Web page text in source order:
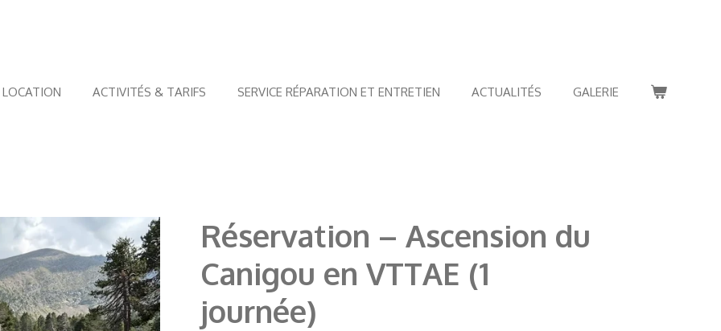
LOCATION ACTIVITÉS & TARIFS SERVICE RÉPARATION ET ENTRETIEN ACTUALITÉS GALERIE
Réservation – Ascension du
Canigou en VTTAE (1
journée)